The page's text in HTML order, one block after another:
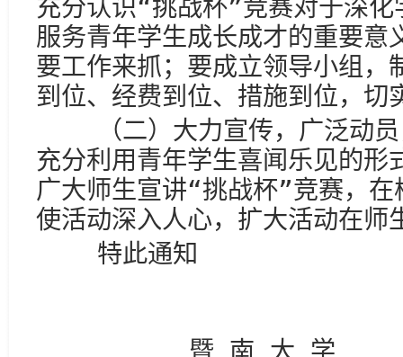
充分认识“挑战杯”竞赛对于深
服务青年学生成长成才的重要意
要工作来抓；要成立领导小组，
到位、经费到位、措施到位，切
（二）大力宣传，广泛动员
充分利用青年学生喜闻乐见的形
广大师生宣讲“挑战杯”竞赛，
使活动深入人心，扩大活动在师
特此通知